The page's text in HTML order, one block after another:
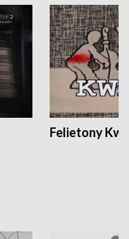
Felietony